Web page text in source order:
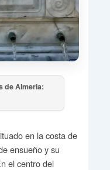
de Almeria:
en la costa de
ensueño y su
el centro del